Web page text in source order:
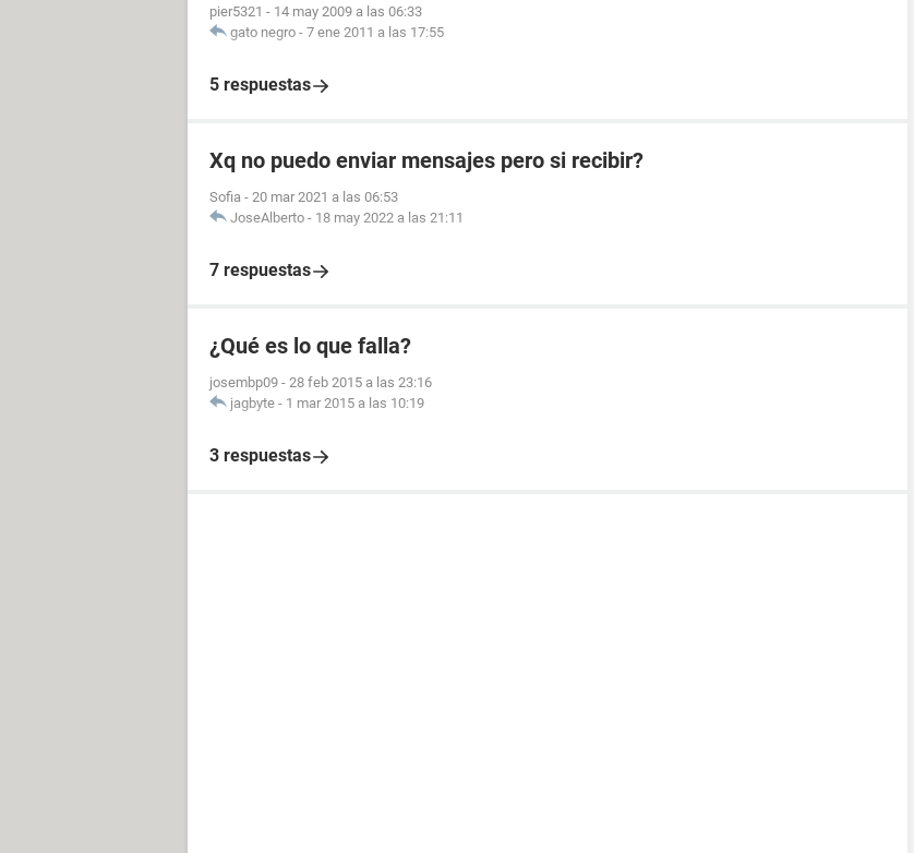
pier5321 - 14 may 2009 a las 06:33
gato negro - 7 ene 2011 a las 17:55
5 respuestas
Xq no puedo enviar mensajes pero si recibir?
Sofia - 20 mar 2021 a las 06:53
JoseAlberto - 18 may 2022 a las 21:11
7 respuestas
¿Qué es lo que falla?
josembp09 - 28 feb 2015 a las 23:16
jagbyte - 1 mar 2015 a las 10:19
3 respuestas